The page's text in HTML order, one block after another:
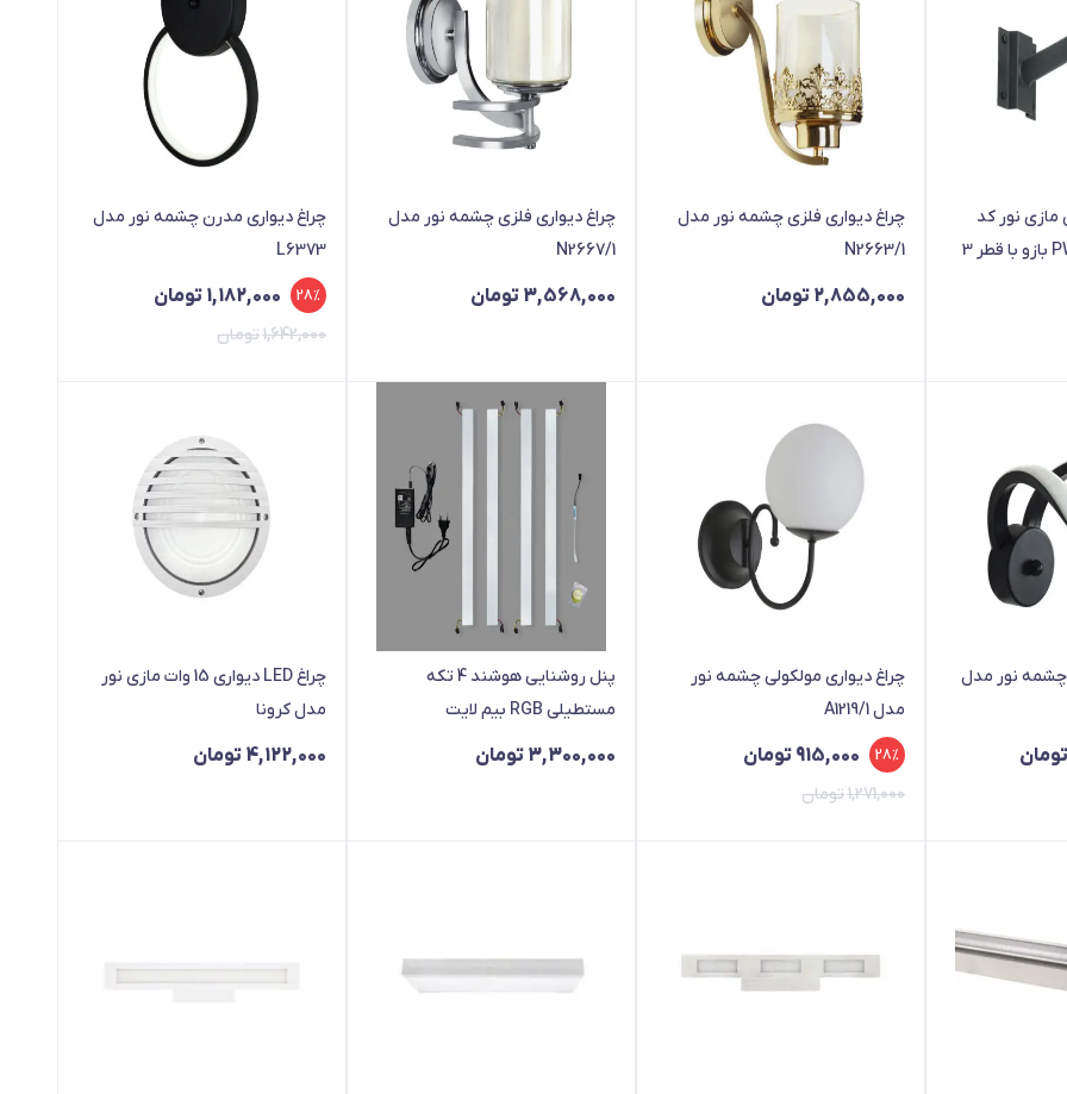
نور کد
PWU30-Bracket-S بازو با قطر 3
چراغ دیواری فلزی چشمه نور مدل
N2663/1
2,855,000 تومان
چراغ دیواری فلزی چشمه نور مدل
N2667/1
3,568,000 تومان
چراغ دیواری مدرن چشمه نور مدل
L6373
1,642,000تومان
1,182,000 تومان 28%
چشمه نور مدل
تومان
چراغ دیواری مولکولی چشمه نور
مدل A1219/1
1,271,000تومان
915,000 تومان 28%
پنل روشنایی هوشند 4 تکه
مستطیلی RGB بیم لایت
3,300,000 تومان
چراغ LED دیواری 15 وات مازی نور
مدل کرونا
4,122,000 تومان